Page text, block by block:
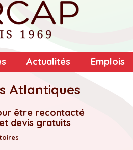
Actualités Emplois
Atlantiques
être recontacté
devis gratuits